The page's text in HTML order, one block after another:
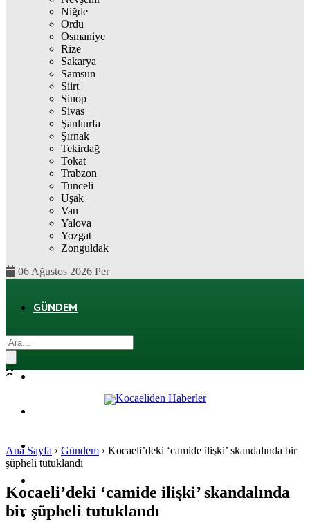
Niğde
Ordu
Osmaniye
Rize
Sakarya
Samsun
Siirt
Sinop
Sivas
Şanlıurfa
Şırnak
Tekirdağ
Tokat
Trabzon
Tunceli
Uşak
Van
Yalova
Yozgat
Zonguldak
06 Ağustos 2026 Per
GÜNDEM
SPOR
SAĞLIK
Ana Sayfa › Gündem › Kocaeli’deki ‘camide ilişki’ skandalında bir
şüpheli tutuklandı
Kocaeli’deki ‘camide ilişki’ skandalında
bir şüpheli tutuklandı